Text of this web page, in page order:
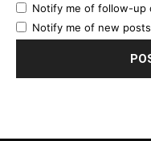
Notify me of follow-up
Notify me of new